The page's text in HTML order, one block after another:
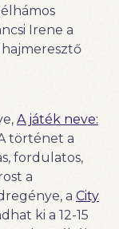
Irene a
A játék neve:
történet a
fordulatos,
a
a City
ki a 12-15